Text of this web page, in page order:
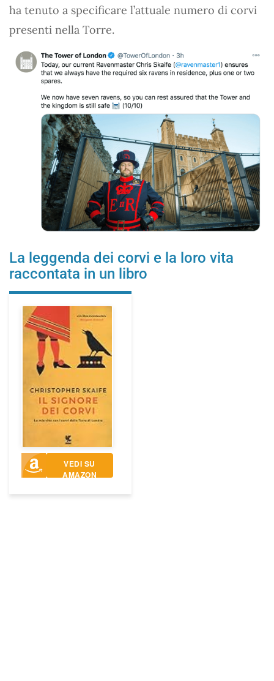
ha tenuto a specificare l’attuale numero di corvi
presenti nella Torre.
La leggenda dei corvi e la loro vita
raccontata in un libro
VEDI SU
AMAZON